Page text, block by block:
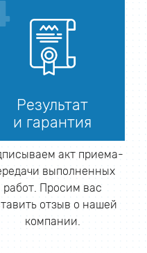
Результат
и гарантия
акт приема-
выполненных
работ. Просим вас
отзыв о нашей
компании.